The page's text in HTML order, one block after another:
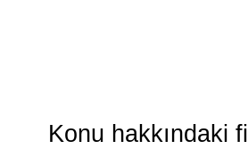
Konu hakkındaki